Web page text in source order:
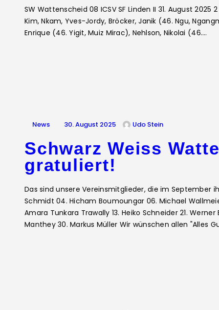
SW Wattenscheid 08 ICSV SF Linden II 31. August
Kim, Nkam, Yves-Jordy, Bröcker, Janik (46. Ngu,
Enrique (46. Yigit, Muiz Mirac), Nehlson, Nikolai (46.…
News 30. August 2025 Udo Stein
Schwarz Weiss
gratuliert!
Das sind unsere Vereinsmitglieder, die im September
Schmidt 04. Hicham Boumoungar 06. Michael
Amara Tunkara Trawally 13. Heiko Schneider 21.
Manthey 30. Markus Müller Wir wünschen allen "Alles